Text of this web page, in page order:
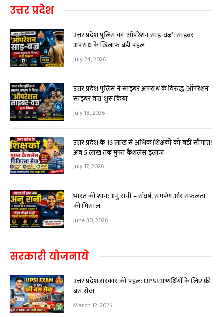
उत्तर प्रदेश
उत्तर प्रदेश पुलिस का ‘ऑपरेशन साइ-वज्र’: साइबर
अपराध के खिलाफ बड़ी पहल
July 24, 2026
उत्तर प्रदेश पुलिस ने साइबर अपराध के विरुद्ध ‘ऑपरेशन
साइबर वज्र’ शुरू किया
July 18, 2026
उत्तर प्रदेश के 15 लाख से अधिक शिक्षकों को बड़ी सौगात!
अब ₹5 लाख तक मुफ्त कैशलेस इलाज
July 17, 2026
भारत की शान: अनु रानी – संघर्ष, समर्पण और सफलता
की मिसाल
June 30, 2026
सरकारी योजनाये
उत्तर प्रदेश सरकार की पहल: UPSI अभ्यर्थियों के लिए फ्री
बस सेवा
March 12, 2026